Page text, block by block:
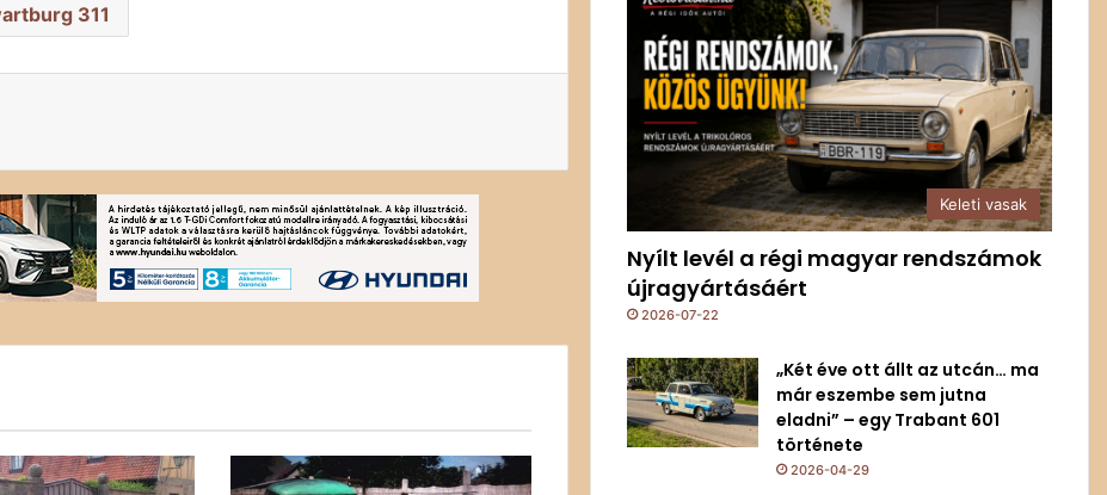
311
Keleti vasak
Nyílt levél a régi magyar rendszámok
újragyártásáért
2026-07-22
„Két éve ott állt az utcán… ma
már eszembe sem jutna
eladni” – egy Trabant 601
története
2026-04-29